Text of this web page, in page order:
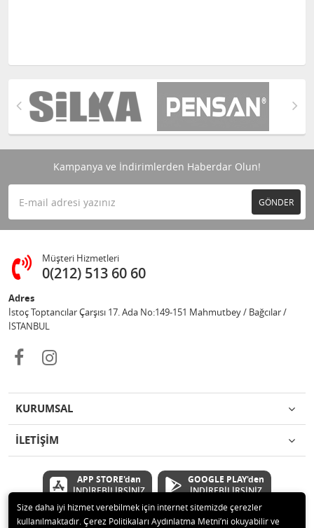
Kampanya ve İndirimlerden Haberdar Olun!
GÖNDER
Müşteri Hizmetleri
0(212) 513 60 60
Adres
İstoç Toptancılar Çarşısı 17. Ada No:149-151 Mahmutbey / Bağcılar /
İSTANBUL
KURUMSAL
İLETİŞİM
APP STORE'dan
İNDİREBİLİRSİNİZ
GOOGLE PLAY'den
İNDİREBİLİRSİNİZ
Size daha iyi hizmet verebilmek için internet sitemizde çerezler
kullanılmaktadır. Çerez Politikaları Aydınlatma Metni’ni okuyabilir ve